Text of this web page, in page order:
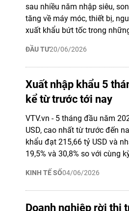
ĐẦU TƯ20/06/2026
sau nhiều năm nhập siêu,
tăng về máy móc, thiết bị,
xuất khẩu bứt tốc trong
Xuất nhập khẩu 5
kể từ trước tới nay
KINH TẾ SỐ04/06/2026
VTV.vn - 5 tháng đầu năm
USD, cao nhất từ trước đến
khẩu đạt 215,66 tỷ USD và
19,5% và 30,8% so với cùng
Doanh nghiệp rời thị